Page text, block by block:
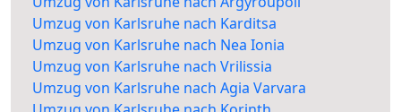
Umzug von Karlsruhe nach Karditsa
Umzug von Karlsruhe nach Nea Ionia
Umzug von Karlsruhe nach Vrilissia
Umzug von Karlsruhe nach Agia Varvara